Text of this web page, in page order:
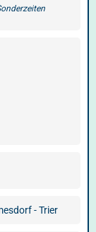
- Trier